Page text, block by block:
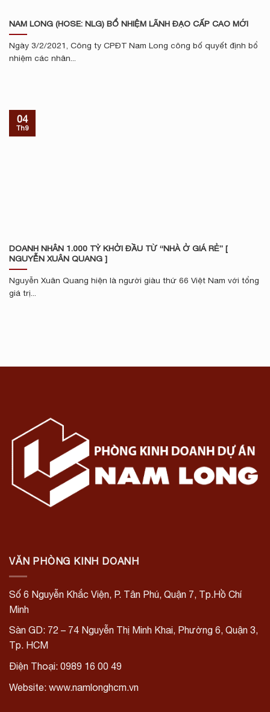
NAM LONG (HOSE: NLG) BỔ NHIỆM LÃNH ĐẠO CẤP CAO MỚI
Ngày 3/2/2021, Công ty CPĐT Nam Long công bố quyết định bổ
nhiệm các nhân...
DOANH NHÂN 1.000 TỶ KHỞI ĐẦU TỪ “NHÀ Ở GIÁ RẺ” [
NGUYỄN XUÂN QUANG ]
Nguyễn Xuân Quang hiện là người giàu thứ 66 Việt Nam với tổng
giá trị...
04
Th9
VĂN PHÒNG KINH DOANH
Số 6 Nguyễn Khắc Viện, P. Tân Phú, Quận 7, Tp.Hồ Chí
Minh
Sàn GD: 72 – 74 Nguyễn Thị Minh Khai, Phường 6, Quận 3,
Tp. HCM
Điện Thoại: 0989 16 00 49
Website: www.namlonghcm.vn